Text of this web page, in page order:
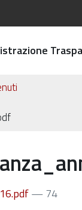
— 74